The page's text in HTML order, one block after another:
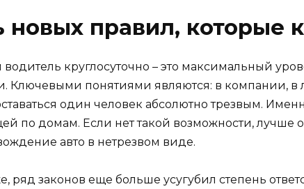
новых правил, которые
круглосуточно – это максимальный
Ключевыми понятиями являются: в компании,
один человек абсолютно трезвым.
по домам. Если нет такой возможности, лучше
авто в нетрезвом виде.
ряд законов еще больше усугубил степень